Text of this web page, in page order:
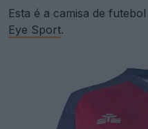
Esta é a camisa de
Eye Sport.